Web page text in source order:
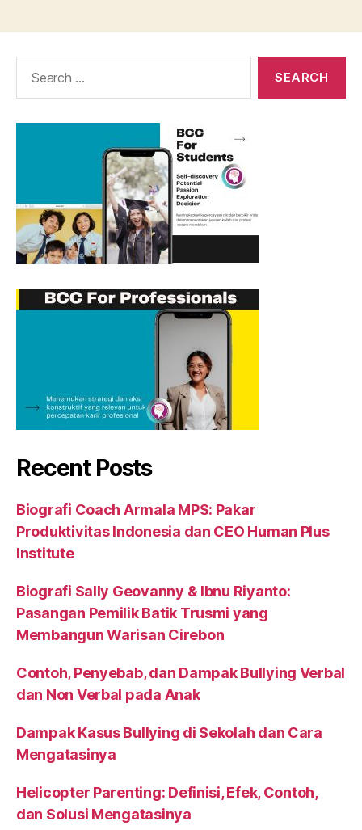
Recent Posts
Biografi Coach Armala MPS: Pakar
Produktivitas Indonesia dan CEO Human Plus
Institute
Biografi Sally Geovanny & Ibnu Riyanto:
Pasangan Pemilik Batik Trusmi yang
Membangun Warisan Cirebon
Contoh, Penyebab, dan Dampak Bullying Verbal
dan Non Verbal pada Anak
Dampak Kasus Bullying di Sekolah dan Cara
Mengatasinya
Helicopter Parenting: Definisi, Efek, Contoh,
dan Solusi Mengatasinya